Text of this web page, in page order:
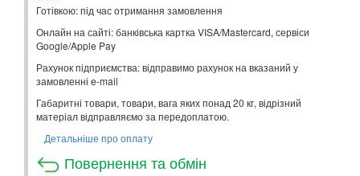
Готівкою: під час отримання замовлення
Онлайн на сайті: банківська картка VISA/Mastercard, сервіси
Google/Apple Pay
Рахунок підприємства: відправимо рахунок на вказаний у
замовленні e-mail
Габаритні товари, товари, вага яких понад 20 кг, відрізний
матеріал відправляємо за передоплатою.
Детальніше про оплату
Повернення та обмін